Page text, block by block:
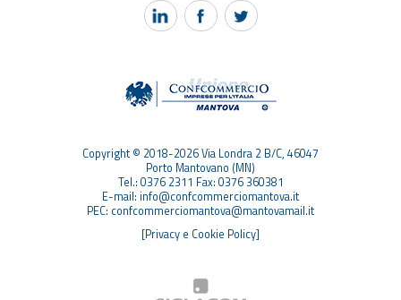
PEC MANTOVA MAIL
Copyright © 2018-2026 Via Londra 2 B/C, 46047
Porto Mantovano (MN)
Tel.: 0376 2311 Fax: 0376 360381
E-mail: info@confcommerciomantova.it
PEC: confcommerciomantova@mantovamail.it
[Privacy e Cookie Policy]